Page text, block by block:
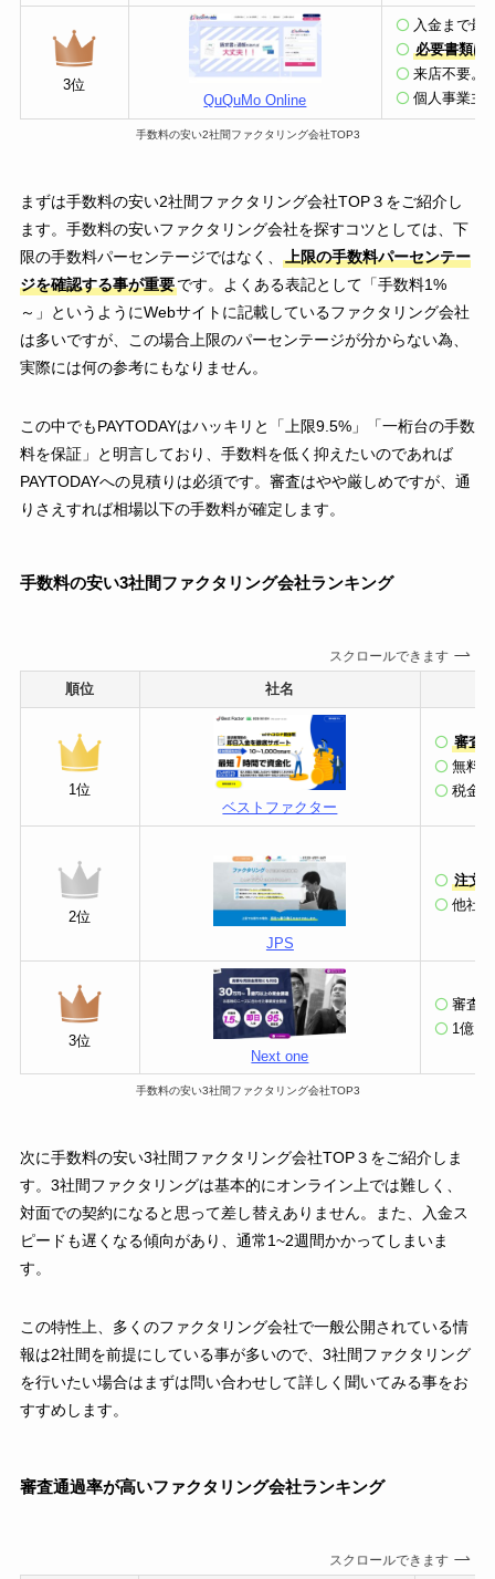
3位
QuQuMo Online
入金まで最
必要書類は
来店不要。
個人事業主
手数料の安い2社間ファクタリング会社TOP3
まずは手数料の安い2社間ファクタリング会社TOP３をご紹介し
ます。手数料の安いファクタリング会社を探すコツとしては、下
限の手数料パーセンテージではなく、
上限の手数料パーセンテー
ジを確認する事が重要です。よくある表記として「手数料1%
～」というようにWebサイトに記載しているファクタリング会社
は多いですが、この場合上限のパーセンテージが分からない為、
実際には何の参考にもなりません。
この中でもPAYTODAYはハッキリと「上限9.5%」「一桁台の手数
料を保証」と明言しており、手数料を低く抑えたいのであれば
PAYTODAYへの見積りは必須です。審査はやや厳しめですが、通
りさえすれば相場以下の手数料が確定します。
手数料の安い3社間ファクタリング会社ランキング
スクロールできます
順位 社名
1位
ベストファクター
審査
無料
税金
2位
JPS
注文
他社
3位
Next one
審査
1億円
手数料の安い3社間ファクタリング会社TOP3
次に手数料の安い3社間ファクタリング会社TOP３をご紹介しま
す。3社間ファクタリングは基本的にオンライン上では難しく、
対面での契約になると思って差し替えありません。また、入金ス
ピードも遅くなる傾向があり、通常1~2週間かかってしまいま
す。
この特性上、多くのファクタリング会社で一般公開されている情
報は2社間を前提にしている事が多いので、3社間ファクタリング
を行いたい場合はまずは問い合わせして詳しく聞いてみる事をお
すすめします。
審査通過率が高いファクタリング会社ランキング
スクロールできます